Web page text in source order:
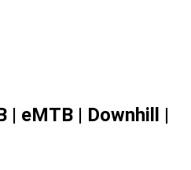
| eMTB | Downhill |